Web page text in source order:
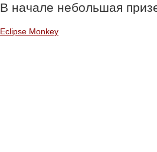
В начале небольшая
Eclipse Monkey